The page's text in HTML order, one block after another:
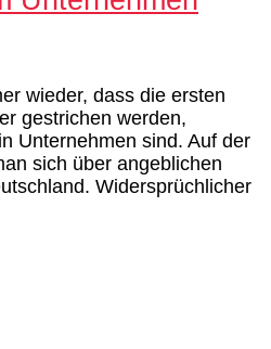
wieder, dass die ersten
gestrichen werden,
Unternehmen sind. Auf der
sich über angeblichen
Widersprüchlicher